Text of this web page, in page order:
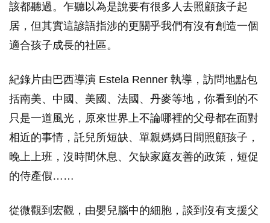
該都聽過。乍聽以為是說要有很多人去照顧孩子起
居，但其實這諺語指涉的更關乎我們有沒有創造一個
適合孩子成長的社區。
紀錄片由巴西導演 Estela Renner 執導，訪問地點包
括南美、中國、美國、法國、丹麥等地，你看到的不
只是一道風光，原來世界上不論哪裡的父母都在面對
相近的事情，託兒所短缺、單親媽媽日間照顧孩子，
晚上上班，沒時間休息、欠缺家庭友善的政策，短促
的侍產假……
從微觀到宏觀，由嬰兒腦中的細胞，談到沒有支援父